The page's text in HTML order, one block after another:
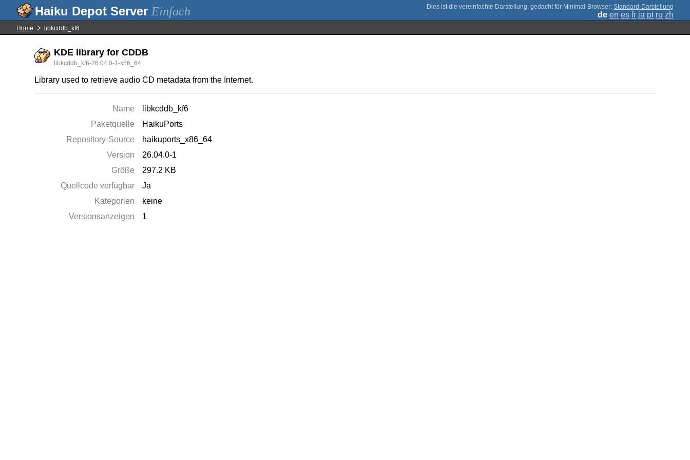
Einfach ; Standard-Darstellung
de en es fr ja pt ru zh
Home libkcddb_kf6
KDE library for CDDB
libkcddb_kf6-26.04.0-1-x86_64
Library used to retrieve audio CD metadata from the Internet.
Name
libkcddb_kf6
Paketquelle
HaikuPorts
Repository-Source
haikuports_x86_64
Version
26.04.0-1
Größe
297.2 KB
Quellcode verfügbar
Ja
Kategorien
keine
Versionsanzeigen
1